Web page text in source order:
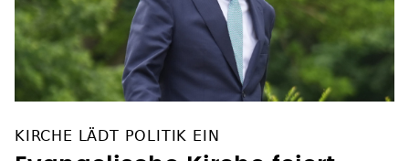
Evangelische Kirche feiert